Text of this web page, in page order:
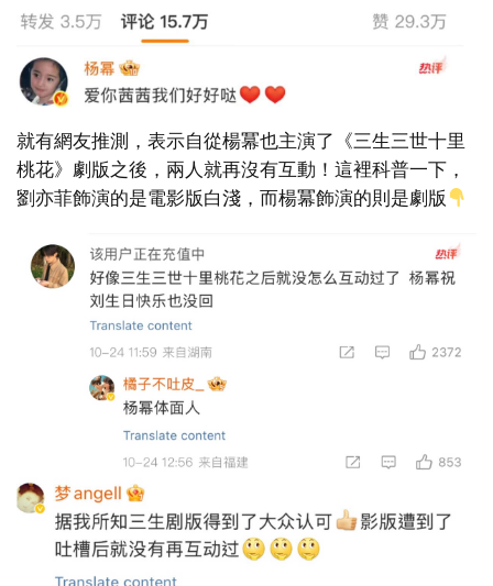
就有網友推測，表示自從楊冪也主演了《三生三世十里
桃花》劇版之後，兩人就再沒有互動！這裡科普一下，
劉亦菲飾演的是電影版白淺，而楊冪飾演的則是劇版